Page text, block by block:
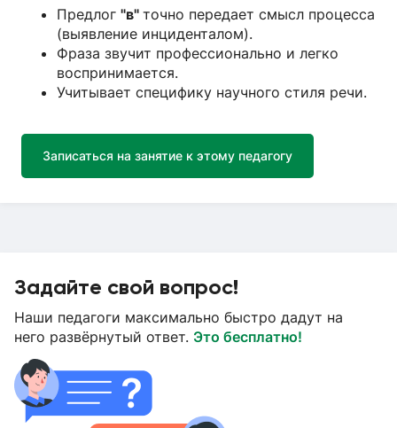
Предлог "в" точно передает смысл процесса
(выявление инциденталом).
Фраза звучит профессионально и легко
воспринимается.
Учитывает специфику научного стиля речи.
Записаться на занятие к этому педагогу
Задайте свой вопрос!
Наши педагоги максимально быстро дадут на
него развёрнутый ответ. Это бесплатно!